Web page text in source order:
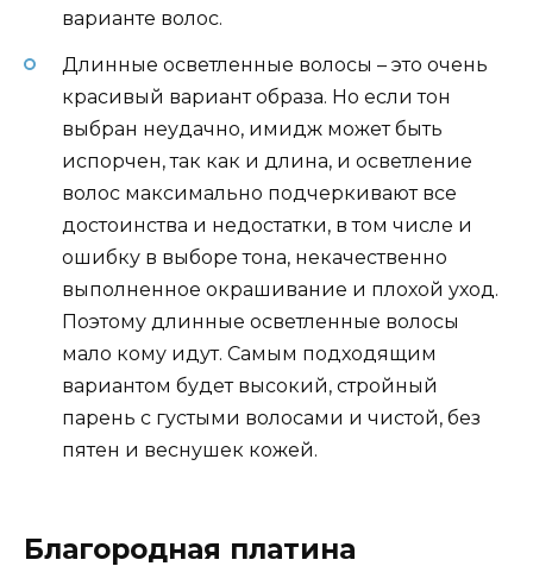
варианте волос.
Длинные осветленные волосы – это очень
красивый вариант образа. Но если тон
выбран неудачно, имидж может быть
испорчен, так как и длина, и осветление
волос максимально подчеркивают все
достоинства и недостатки, в том числе и
ошибку в выборе тона, некачественно
выполненное окрашивание и плохой уход.
Поэтому длинные осветленные волосы
мало кому идут. Самым подходящим
вариантом будет высокий, стройный
парень с густыми волосами и чистой, без
пятен и веснушек кожей.
Благородная платина